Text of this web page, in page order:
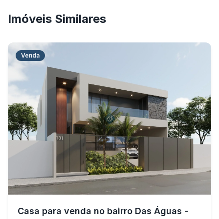
Imóveis Similares
Venda
Casa para venda no bairro Das Águas -